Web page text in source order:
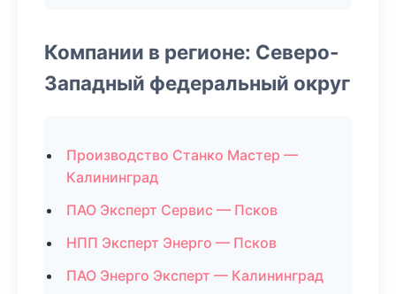
Компании в регионе: Северо-
Западный федеральный округ
Производство Станко Мастер —
Калининград
ПАО Эксперт Сервис — Псков
НПП Эксперт Энерго — Псков
ПАО Энерго Эксперт — Калининград